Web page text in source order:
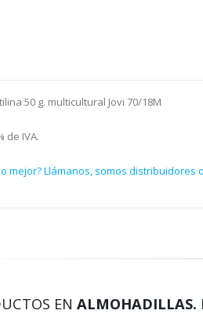
50 g. multicultural Jovi 70/18M
de IVA.
mejor? Llámanos, somos distribuidores
EN ALMOHADILLAS.